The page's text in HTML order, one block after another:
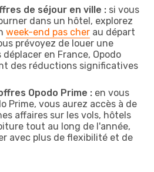
de séjour en ville : si vous
dans un hôtel, explorez
week-end pas cher au départ
prévoyez de louer une
en France, Opodo
des réductions significatives
Opodo Prime : en vous
Prime, vous aurez accès à de
affaires sur les vols, hôtels
tout au long de l'année,
avec plus de flexibilité et de